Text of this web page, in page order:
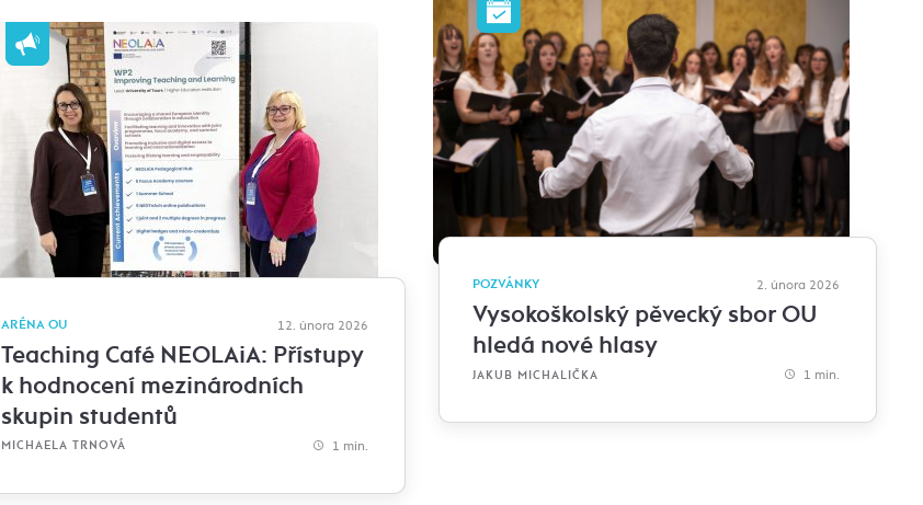
ARÉNA OU 12. února 2026
Teaching Café NEOLAiA: Přístupy
k hodnocení mezinárodních
skupin studentů
MICHAELA TRNOVÁ 1 min.
POZVÁNKY 2. února 2026
Vysokoškolský pěvecký sbor OU
hledá nové hlasy
JAKUB MICHALIČKA 1 min.